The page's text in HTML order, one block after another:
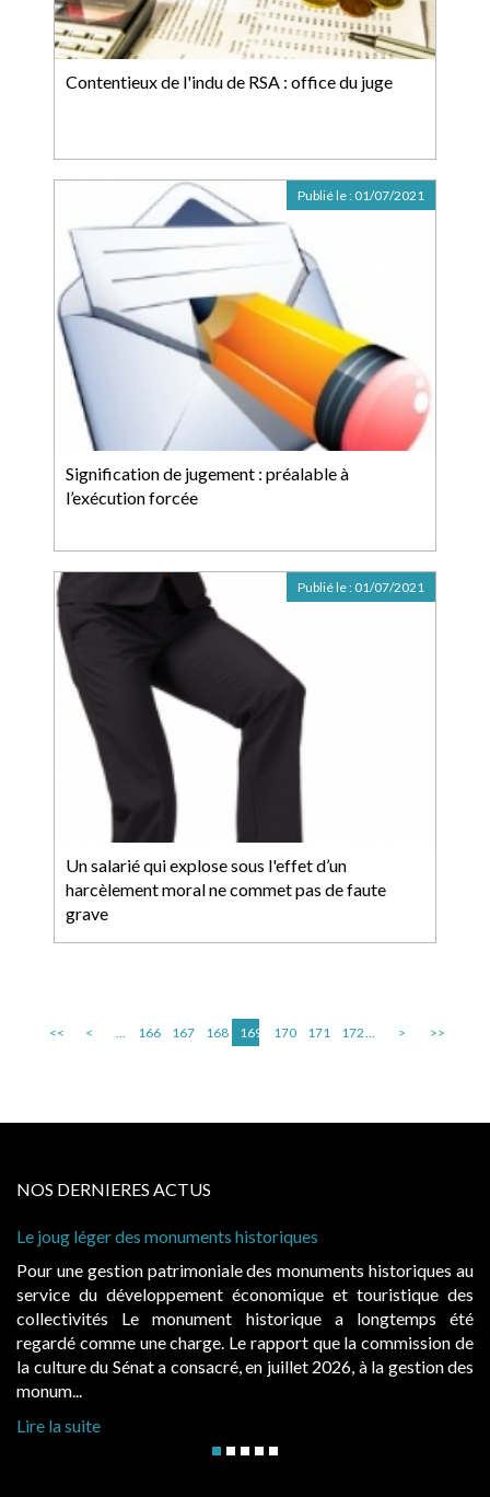
Contentieux de l'indu de RSA : office du juge
Signification de jugement : préalable à
l’exécution forcée
Publié le : 01/07/2021
Un salarié qui explose sous l'effet d’un
harcèlement moral ne commet pas de faute
grave
Publié le : 01/07/2021
<< < ... 166 167 168 169 170 171 172... > >>
NOS DERNIERES ACTUS
historiques au
et touristique des
a longtemps été
la commission de
à la gestion des
Cabines de plage : le juge admet des
Evocatrices des bains de mer, les
également un beau sujet domanial.
public, elles donnent lieu au paiement
d’occupation. Saisies par des occupants